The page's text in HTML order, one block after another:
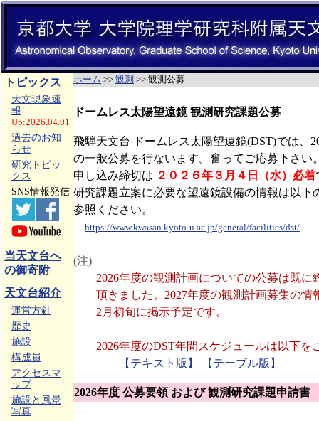
トピックス
天文現象速
報
Up:2026.04.01
過去のお知
らせ
研究トピッ
クス
SNS情報発信
当天文台へ
の御寄附
天文台紹介
運営方針
歴史
施設
構成員
アクセスマ
ップ
施設と風景
写真
ホーム >> 観測 >> 観測公募
ドームレス太陽望遠鏡 観測研究課題公募
飛騨天文台 ドームレス太陽望遠鏡(DST)では、
の一般公募を行ないます。奮ってご応募下さい
申し込み締切は ２０２６年３月４日（水）必着
研究課題立案に必要な望遠鏡設備の情報は以下
参照ください。
https://www.kwasan.kyoto-u.ac.jp/general/facilities/dst/
(注)
2026年度の観測計画についての公募は既に
頂きました。2027年度の観測計画募集の情
2月初旬に掲示予定です。
2026年度のDST年間スケジュールは以下
【テキスト版】
【テーブル版】
2026年度 公募要領 および 観測研究課題申請書